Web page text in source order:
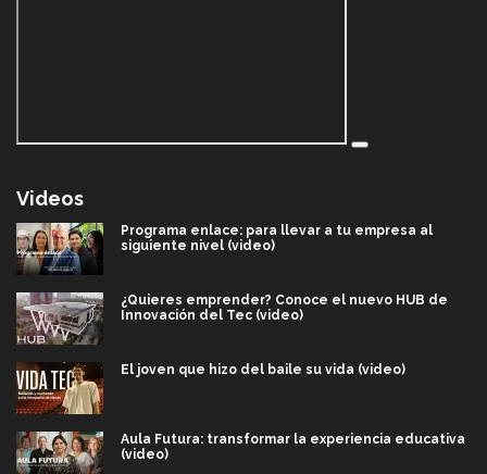
Videos
Programa enlace: para llevar a tu empresa al
siguiente nivel (video)
¿Quieres emprender? Conoce el nuevo HUB de
Innovación del Tec (video)
El joven que hizo del baile su vida (video)
Aula Futura: transformar la experiencia educativa
(video)